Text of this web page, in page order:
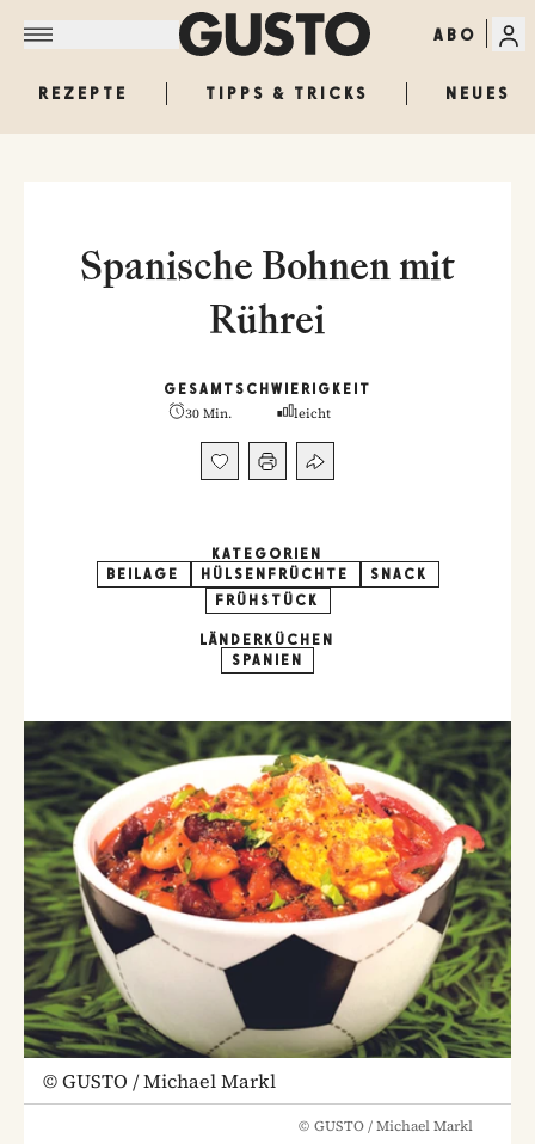
ABO
REZEPTE TIPPS & TRICKS NEUES
Spanische Bohnen mit
Rührei
GESAMT
30 Min.
SCHWIERIGKEIT
leicht
KATEGORIEN
BEILAGE
HÜLSENFRÜCHTE
SNACK
FRÜHSTÜCK
LÄNDERKÜCHEN
SPANIEN
©GUSTO / Michael Markl
© GUSTO / Michael Markl